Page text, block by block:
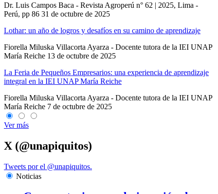
Dr. Luis Campos Baca - Revista Agroperú n° 62 | 2025, Lima -
Perú, pp 86 31 de octubre de 2025
Lothar: un año de logros y desafíos en su camino de aprendizaje
Fiorella Miluska Villacorta Ayarza - Docente tutora de la IEI UNAP
María Reiche 13 de octubre de 2025
La Feria de Pequeños Empresarios: una experiencia de aprendizaje
integral en la IEI UNAP María Reiche
Fiorella Miluska Villacorta Ayarza - Docente tutora de la IEI UNAP
María Reiche 7 de octubre de 2025
Ver más
X (@unapiquitos)
Tweets por el @unapiquitos.
Noticias